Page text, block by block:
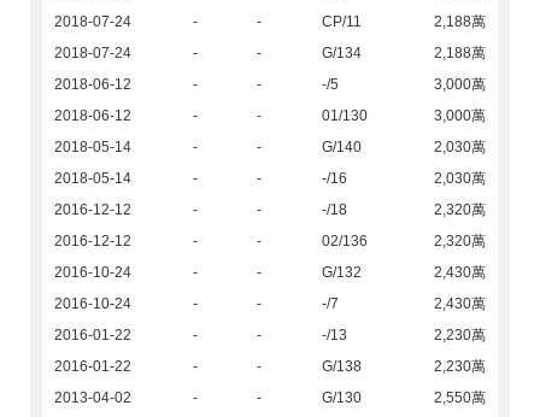
2018-07-24
- - CP/11
2,188萬
2018-07-24
- - G/134
2,188萬
2018-06-12
- - -/5
3,000萬
2018-06-12
- - 01/130
3,000萬
2018-05-14
- - G/140
2,030萬
2018-05-14
- - -/16
2,030萬
2016-12-12
- - -/18
2,320萬
2016-12-12
- - 02/136
2,320萬
2016-10-24
- - G/132
2,430萬
2016-10-24
- - -/7
2,430萬
2016-01-22
- - -/13
2,230萬
2016-01-22
- - G/138
2,230萬
2013-04-02
- - G/130
2,550萬